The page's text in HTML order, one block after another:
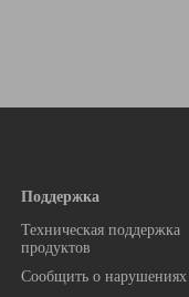
Поддержка
Техническая поддержка
продуктов
Сообщить о нарушениях